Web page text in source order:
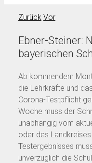
Zurück Vor
Ebner-Steiner:
bayerischen
Ab kommendem
die Lehrkräfte und
Corona-Testpflicht
Woche muss der
unabhängig vom
oder des
Testergebnisses
unverzüglich die